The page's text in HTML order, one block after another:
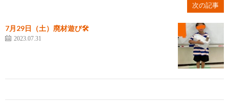
次の記事
7月29日（土）廃材遊び🛠️
2023.07.31